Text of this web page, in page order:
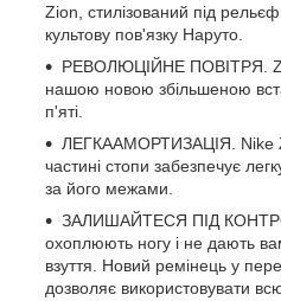
Zion, стилізований під
культову пов'язку Наруто.
РЕВОЛЮЦІЙНЕ ПОВІТРЯ.
нашою новою збільшеною
п'яті.
ЛЕГКААМОРТИЗАЦІЯ. Nike
частині стопи забезпечує
за його межами.
ЗАЛИШАЙТЕСЯ ПІД
охоплюють ногу і не дають
взуття. Новий ремінець у
дозволяє використовувати